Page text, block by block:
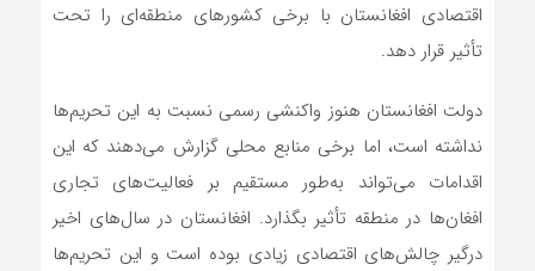
اقتصادی افغانستان با برخی کشورهای منطقه‌ای را تحت
تأثیر قرار دهد.
دولت افغانستان هنوز واکنشی رسمی نسبت به این تحریم‌ها
نداشته است، اما برخی منابع محلی گزارش می‌دهند که این
اقدامات می‌تواند به‌طور مستقیم بر فعالیت‌های تجاری
افغان‌ها در منطقه تأثیر بگذارد. افغانستان در سال‌های اخیر
درگیر چالش‌های اقتصادی زیادی بوده است و این تحریم‌ها